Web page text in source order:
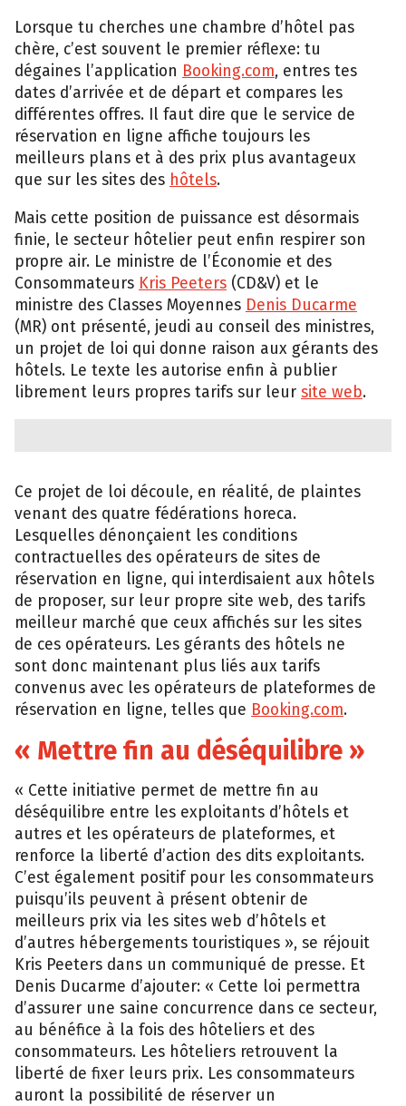
Lorsque tu cherches une chambre d’hôtel pas
chère, c’est souvent le premier réflexe: tu
dégaines l’application Booking.com, entres tes
dates d’arrivée et de départ et compares les
différentes offres. Il faut dire que le service de
réservation en ligne affiche toujours les
meilleurs plans et à des prix plus avantageux
que sur les sites des hôtels.
Mais cette position de puissance est désormais
finie, le secteur hôtelier peut enfin respirer son
propre air. Le ministre de l’Économie et des
Consommateurs Kris Peeters (CD&V) et le
ministre des Classes Moyennes Denis Ducarme
(MR) ont présenté, jeudi au conseil des ministres,
un projet de loi qui donne raison aux gérants des
hôtels. Le texte les autorise enfin à publier
librement leurs propres tarifs sur leur site web.
Ce projet de loi découle, en réalité, de plaintes
venant des quatre fédérations horeca.
Lesquelles dénonçaient les conditions
contractuelles des opérateurs de sites de
réservation en ligne, qui interdisaient aux hôtels
de proposer, sur leur propre site web, des tarifs
meilleur marché que ceux affichés sur les sites
de ces opérateurs. Les gérants des hôtels ne
sont donc maintenant plus liés aux tarifs
convenus avec les opérateurs de plateformes de
réservation en ligne, telles que Booking.com.
« Mettre fin au déséquilibre »
« Cette initiative permet de mettre fin au
déséquilibre entre les exploitants d’hôtels et
autres et les opérateurs de plateformes, et
renforce la liberté d’action des dits exploitants.
C’est également positif pour les consommateurs
puisqu’ils peuvent à présent obtenir de
meilleurs prix via les sites web d’hôtels et
d’autres hébergements touristiques », se réjouit
Kris Peeters dans un communiqué de presse. Et
Denis Ducarme d’ajouter: « Cette loi permettra
d’assurer une saine concurrence dans ce secteur,
au bénéfice à la fois des hôteliers et des
consommateurs. Les hôteliers retrouvent la
liberté de fixer leurs prix. Les consommateurs
auront la possibilité de réserver un